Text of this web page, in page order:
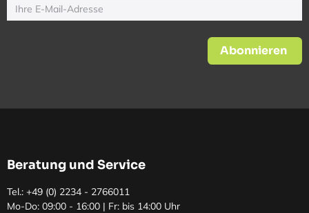
Abonnieren
Beratung und Service
Tel.: +49 (0) 2234 - 2766011
Mo-Do: 09:00 - 16:00 | Fr: bis 14:00 Uhr